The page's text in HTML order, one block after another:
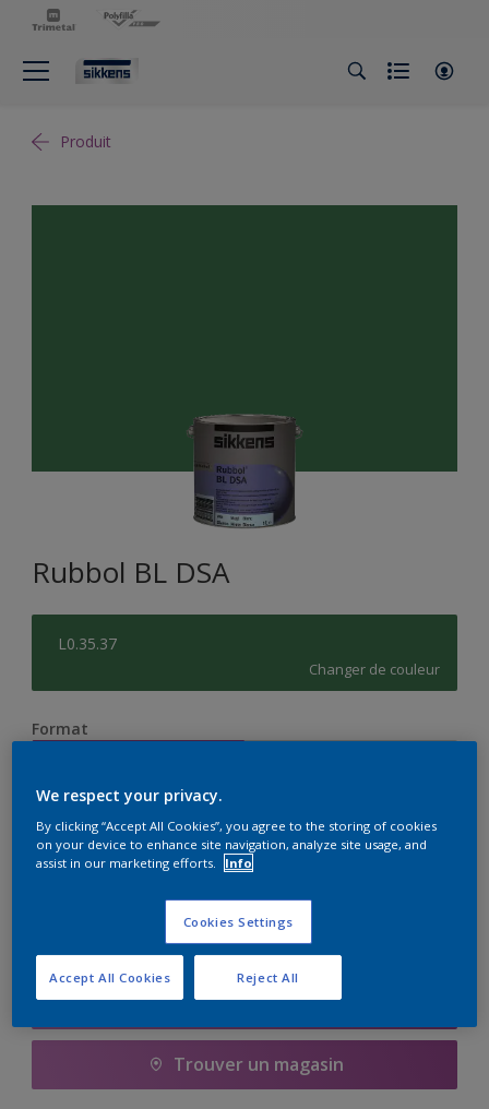
Produit
Rubbol BL DSA
L0.35.37
Changer de couleur
Format
Quantité Calculateur de peinture
Ajouter à la liste d’achats
Trouver un magasin
We respect your privacy.
By clicking “Accept All Cookies”, you agree to the storing of cookies
on your device to enhance site navigation, analyze site usage, and
assist in our marketing efforts.
Info
Cookies Settings
Reject All
Accept All Cookies